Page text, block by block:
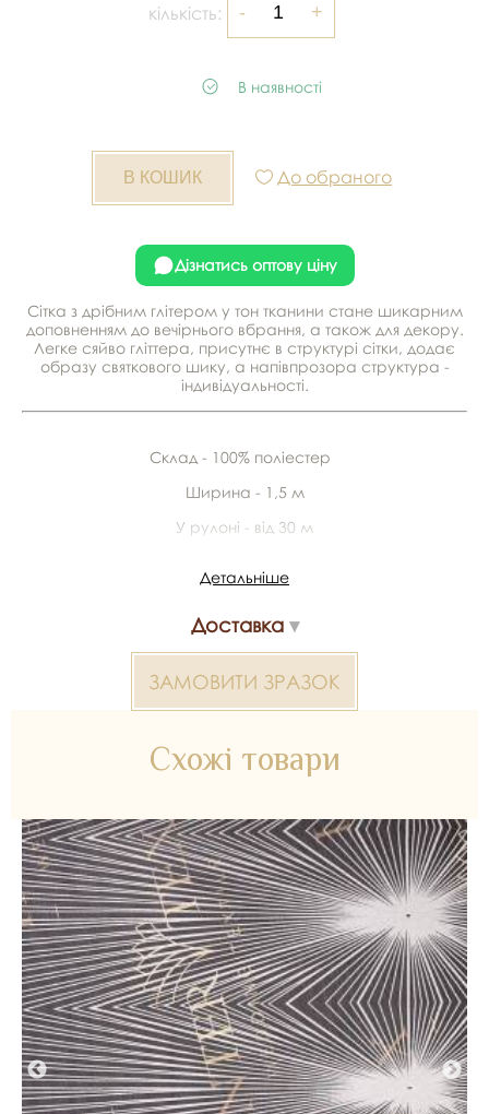
кількість:
В наявності
До обраного
Дізнатись оптову ціну
Сітка з дрібним глітером у тон тканини стане шикарним
доповненням до вечірнього вбрання, а також для декору.
Легке сяйво гліттера, присутнє в структурі сітки, додає
образу святкового шику, а напівпрозора структура -
індивідуальності.
Склад - 100% поліестер
Ширина - 1,5 м
У рулоні - від 30 м
Глітер 2000000324470 — матеріал для весільних суконь,
Inter Tex, SKU 328911.
Детальніше
Доставка
ЗАМОВИТИ ЗРАЗОК
Схожі товари